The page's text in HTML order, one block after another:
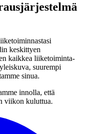
keskittyen
kaikkea liiketoiminta-
suurempi
sinua.
innolla, että
viikon kuluttua.